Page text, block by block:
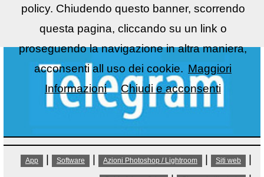
App Software Azioni Photoshop / Lightroom Siti web
policy. Chiudendo questo banner, scorrendo
questa pagina, cliccando su un link o
proseguendo la navigazione in altra maniera,
acconsenti all uso dei cookie. Maggiori
Informazioni
Chiudi e acconsenti